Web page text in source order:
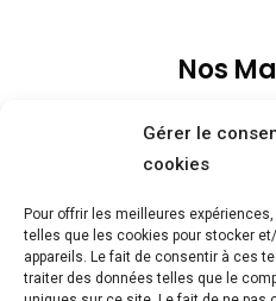
Gérer le
cookies
Pour offrir les meilleures
telles que les cookies pour stocker
appareils. Le fait de consentir à ces
traiter des données telles que le
Nos